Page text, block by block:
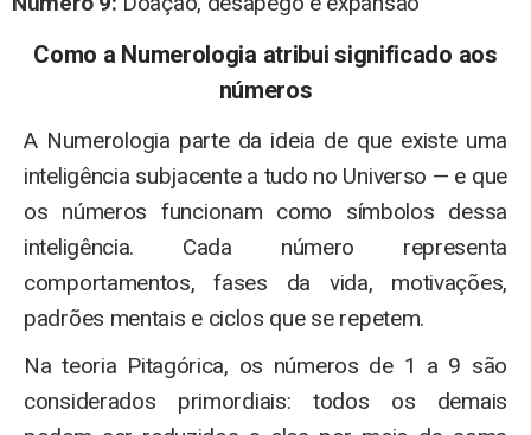
Como a Numerologia atribui significado aos
números
A Numerologia parte da ideia de que existe uma
inteligência subjacente a tudo no Universo — e que
os números funcionam como símbolos dessa
inteligência. Cada número representa
comportamentos, fases da vida, motivações,
padrões mentais e ciclos que se repetem.
Na teoria Pitagórica, os números de 1 a 9 são
considerados primordiais: todos os demais